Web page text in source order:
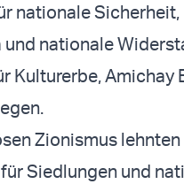
nationale
und nationale
Kulturerbe, Amichay
Zionismus
Siedlungen und